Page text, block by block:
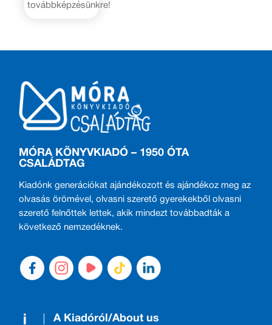
továbbképzésünkre!
MÓRA KÖNYVKIADÓ – 1950 ÓTA
CSALÁDTAG
Kiadónk generációkat ajándékozott és ajándékoz meg az
olvasás örömével, olvasni szerető gyerekekből olvasni
szerető felnőttek lettek, akik mindezt továbbadták a
következő nemzedéknek.
A Kiadóról/About us